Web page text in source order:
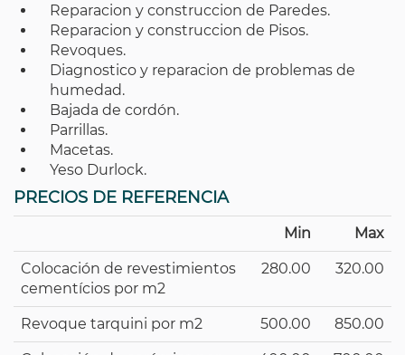
Reparacion y construccion de Paredes.
Reparacion y construccion de Pisos.
Revoques.
Diagnostico y reparacion de problemas de
humedad.
Bajada de cordón.
Parrillas.
Macetas.
Yeso Durlock.
PRECIOS DE REFERENCIA
Min Max
Colocación de revestimientos
cementícios por m2
280.00 320.00
Revoque tarquini por m2 500.00 850.00